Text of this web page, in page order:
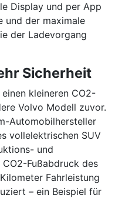
Display und per App
und der maximale
der Ladevorgang
Sicherheit
kleineren CO2-
Volvo Modell zuvor.
Automobilhersteller
vollelektrischen SUV
und
Fußabdruck des
Fahrleistung
– ein Beispiel für